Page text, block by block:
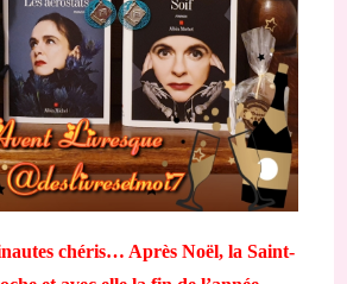
chéris… Après Noël, la Saint-